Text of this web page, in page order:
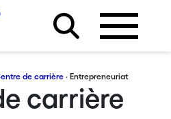
de carrière· Entrepreneuriat
carrière